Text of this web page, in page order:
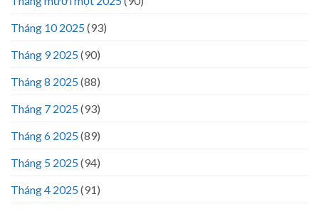
Tháng 10 2025(93)
Tháng 9 2025(90)
Tháng 8 2025(88)
Tháng 7 2025(93)
Tháng 6 2025(89)
Tháng 5 2025(94)
Tháng 4 2025(91)